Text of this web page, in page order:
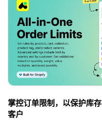
掌控订单限制，以保护库
客户